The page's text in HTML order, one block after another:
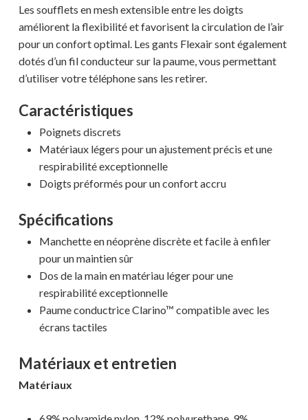
Votre panier est vide.
Les soufflets en mesh extensible entre les doigts
améliorent la flexibilité et favorisent la circulation de l’air
pour un confort optimal. Les gants Flexair sont également
dotés d’un fil conducteur sur la paume, vous permettant
d’utiliser votre téléphone sans les retirer.
Caractéristiques
Poignets discrets
Matériaux légers pour un ajustement précis et une
respirabilité exceptionnelle
Doigts préformés pour un confort accru
Spécifications
Manchette en néoprène discrète et facile à enfiler
pour un maintien sûr
Dos de la main en matériau léger pour une
respirabilité exceptionnelle
Paume conductrice Clarino™ compatible avec les
écrans tactiles
Matériaux et entretien
Matériaux